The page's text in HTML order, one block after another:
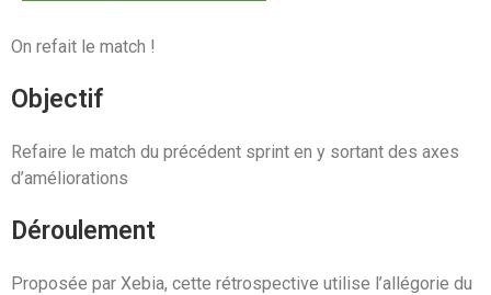
On refait le match !
Objectif
Refaire le match du précédent sprint en y sortant des axes
d’améliorations
Déroulement
Proposée par Xebia, cette rétrospective utilise l’allégorie du